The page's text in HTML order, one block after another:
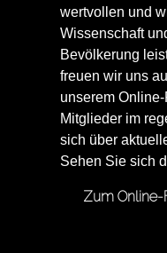
wertvollen und
Wissenschaft
Bevölkerung
freuen wir uns
unserem
Mitglieder im
sich über
Sehen Sie sich
Zum Online-